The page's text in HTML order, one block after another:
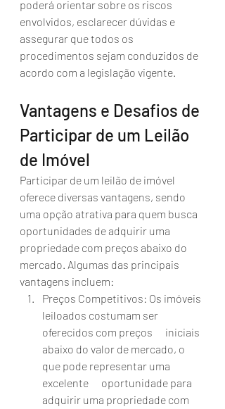
poderá orientar sobre os riscos
envolvidos, esclarecer dúvidas e
assegurar que todos os
procedimentos sejam conduzidos de
acordo com a legislação vigente.
Vantagens e Desafios de
Participar de um Leilão
de Imóvel
Participar de um leilão de imóvel
oferece diversas vantagens, sendo
uma opção atrativa para quem busca
oportunidades de adquirir uma
propriedade com preços abaixo do
mercado. Algumas das principais
vantagens incluem:
Preços Competitivos: Os imóveis
leiloados costumam ser
oferecidos com preços      iniciais
abaixo do valor de mercado, o
que pode representar uma
excelente      oportunidade para
adquirir uma propriedade com